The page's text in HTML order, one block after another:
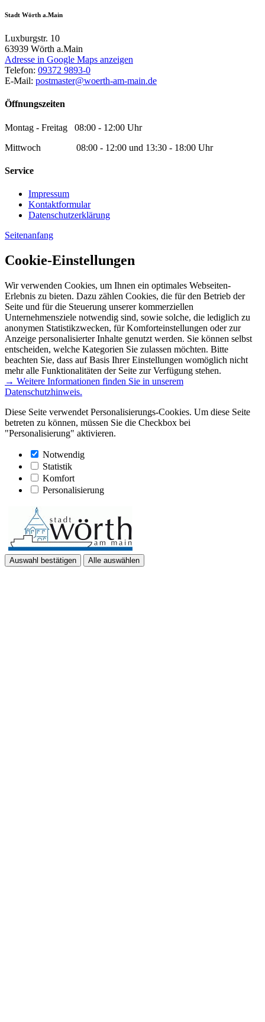
Stadt Wörth a.Main
Luxburgstr. 10
63939 Wörth a.Main
Adresse in Google Maps anzeigen
Telefon: 09372 9893-0
E-Mail: postmaster@woerth-am-main.de
Öffnungszeiten
Montag - Freitag 08:00 - 12:00 Uhr
Mittwoch 08:00 - 12:00 und 13:30 - 18:00 Uhr
Service
Impressum
Kontaktformular
Datenschutzerklärung
Seitenanfang
Cookie-Einstellungen
Wir verwenden Cookies, um Ihnen ein optimales Webseiten-
Erlebnis zu bieten. Dazu zählen Cookies, die für den Betrieb der
Seite und für die Steuerung unserer kommerziellen
Unternehmensziele notwendig sind, sowie solche, die lediglich zu
anonymen Statistikzwecken, für Komforteinstellungen oder zur
Anzeige personalisierter Inhalte genutzt werden. Sie können selbst
entscheiden, welche Kategorien Sie zulassen möchten. Bitte
beachten Sie, dass auf Basis Ihrer Einstellungen womöglich nicht
mehr alle Funktionalitäten der Seite zur Verfügung stehen.
→ Weitere Informationen finden Sie in unserem
Datenschutzhinweis.
Diese Seite verwendet Personalisierungs-Cookies. Um diese Seite
betreten zu können, müssen Sie die Checkbox bei
"Personalisierung" aktivieren.
Notwendig
Statistik
Komfort
Personalisierung
Auswahl bestätigen Alle auswählen